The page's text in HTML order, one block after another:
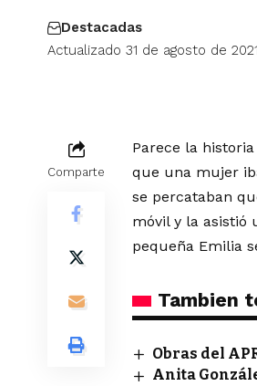
Actualizado 31 de agosto de 2021
Destacadas
Comparte
Parece la
que una mujer
se percataban
móvil y la asistió
pequeña Emilia
Tambien
Obras del
Anita